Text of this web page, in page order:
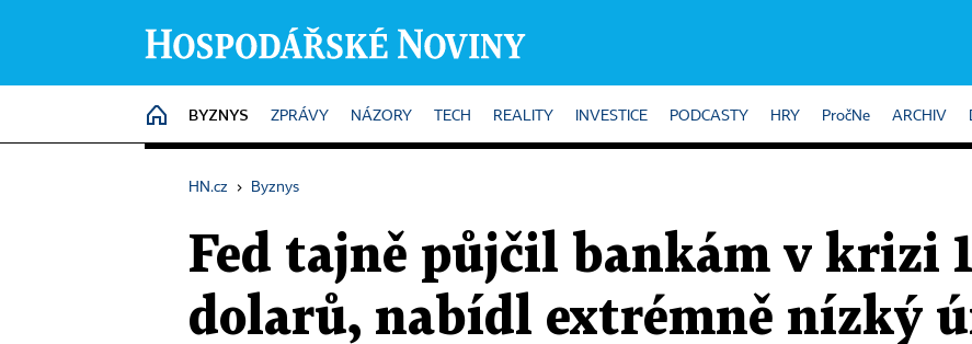
HOME
BYZNYS ZPRÁVY NÁZORY TECH REALITY INVESTICE PODCASTY HRY PročNe ARCHIV
HN.cz › Byznys
Fed tajně půjčil bankám v krizi
dolarů, nabídl extrémně nízký